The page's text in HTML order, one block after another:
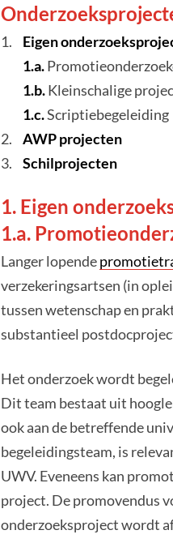
Eigen
1.a.
1.b.Kleinschalige
1.c.Scriptiebegeleiding
AWP projecten
Schilprojecten
1. Eigen
1.a.
Langer lopende
verzekeringsartsen (in
tussen wetenschap en
substantieel
Het onderzoek wordt
Dit team bestaat uit
ook aan de betreffende
begeleidingsteam, is
UWV. Eveneens kan
project. De promovendus
onderzoeksproject wordt